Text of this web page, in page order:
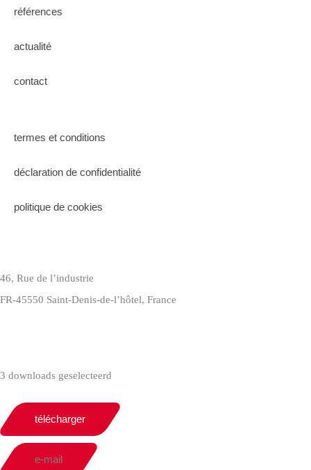
références
actualité
contact
termes et conditions
déclaration de confidentialité
politique de cookies
46, Rue de l’industrie
FR-45550 Saint-Denis-de-l’hôtel, France
3 downloads geselecteerd
télécharger
e-mail